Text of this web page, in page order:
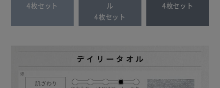
4枚セット
ル
4枚セット
4枚セット